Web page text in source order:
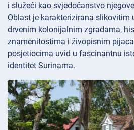
i služeći kao svjedočanstvo
Oblast je karakterizirana slikovitim
drvenim kolonijalnim zgradama,
znamenitostima i živopisnim
posjetiocima uvid u fascinantnu
identitet Surinama.